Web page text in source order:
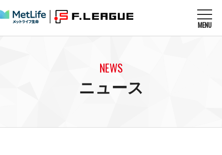
MENU
U-23選抜
NEWS
ニュース